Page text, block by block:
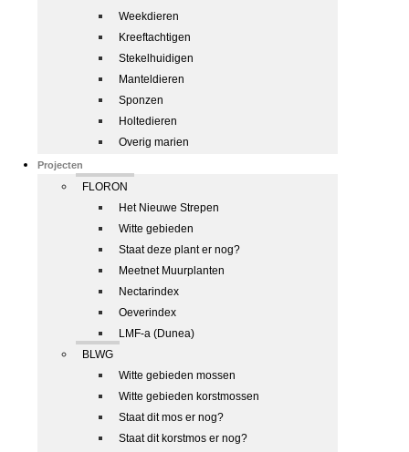
Weekdieren
Kreeftachtigen
Stekelhuidigen
Manteldieren
Sponzen
Holtedieren
Overig marien
Projecten
FLORON
Het Nieuwe Strepen
Witte gebieden
Staat deze plant er nog?
Meetnet Muurplanten
Nectarindex
Oeverindex
LMF-a (Dunea)
BLWG
Witte gebieden mossen
Witte gebieden korstmossen
Staat dit mos er nog?
Staat dit korstmos er nog?